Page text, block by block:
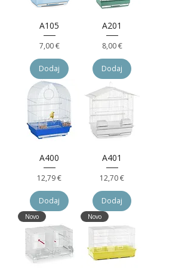
A105
Cijena
7,00 €
Dodaj
A201
Cijena
8,00 €
Dodaj
A400
Cijena
12,79 €
Dodaj
A401
Cijena
12,70 €
Dodaj
Novo Novo